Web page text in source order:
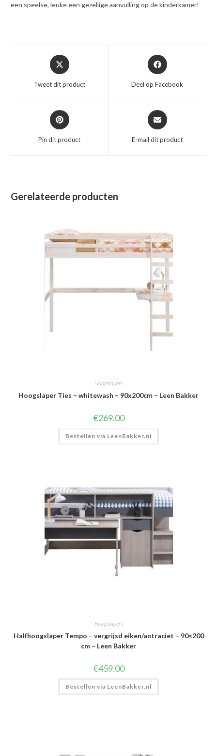
een speelse, leuke een gezellige aanvulling op de kinderkamer!
Opent
in
nieuw
Tweet dit product
Opent
in
nieuw
Deel op Facebook
Opent
in
nieuw
Pin dit product
Opent
in
nieuw
E-mail dit product
Gerelateerde producten
Hoogslapers
Hoogslaper Ties – whitewash – 90x200cm – Leen Bakker
€269.00
Bestellen via LeenBakker.nl
Hoogslapers
Halfhoogslaper Tempo – vergrijsd eiken/antraciet – 90×200
cm – Leen Bakker
€459.00
Bestellen via LeenBakker.nl